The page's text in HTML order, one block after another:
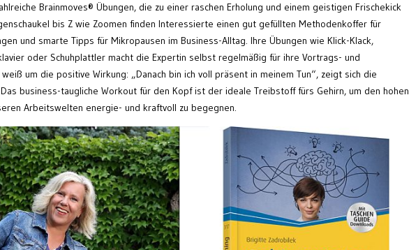
Brainmoves® Übungen, die zu einer raschen Erholung und einem geistigen Frischekick
bis Z wie Zoomen finden Interessierte einen gut gefüllten Methodenkoffer für
und smarte Tipps für Mikropausen im Business-Alltag. Ihre Übungen wie Klick-Klack,
oder Schuhplattler macht die Expertin selbst regelmäßig für ihre Vortrags- und
um die positive Wirkung: „Danach bin ich voll präsent in meinem Tun“, zeigt sich die
business-taugliche Workout für den Kopf ist der ideale Treibstoff fürs Gehirn, um den hohen
Arbeitswelten energie- und kraftvoll zu begegnen.